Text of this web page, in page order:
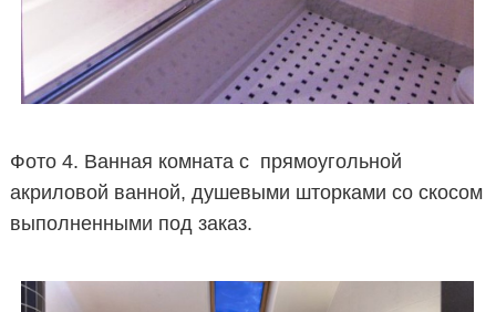
Фото 4. Ванная комната с прямоугольной
акриловой ванной, душевыми шторками со скосом
выполненными под заказ.